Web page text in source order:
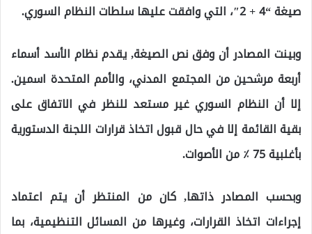
صيغة “4 + 2″، التي وافقت عليها سلطات النظام السوري.
وبينت المصادر أن وفق نص الصيغة, يقدم نظام الأسد أسماء
أربعة مرشحين من المجتمع المدني، والأمم المتحدة اسمين.
إلا أن النظام السوري غير مستعد للنظر في الاتفاق على
بقية القائمة إلا في حال قبول اتخاذ قرارات اللجنة الدستورية
بأغلبية 75 ٪ من الأصوات.
وبحسب المصادر ذاتها, كان من المنتظر أن يتم اعتماد
إجراءات اتخاذ القرارات، وغيرها من المسائل التنظيمية، بما